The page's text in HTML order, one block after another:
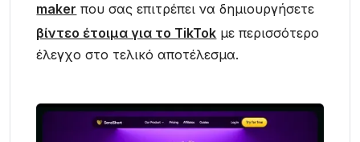
maker που σας επιτρέπει να δημιουργήσετε
βίντεο έτοιμα για το TikTok με περισσότερο
έλεγχο στο τελικό αποτέλεσμα.